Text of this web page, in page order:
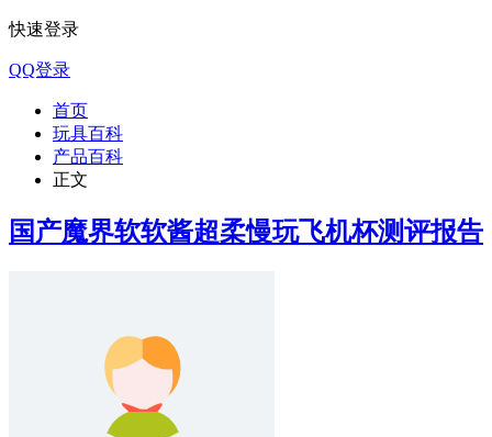
快速登录
QQ登录
首页
玩具百科
产品百科
正文
国产魔界软软酱超柔慢玩飞机杯测评报告